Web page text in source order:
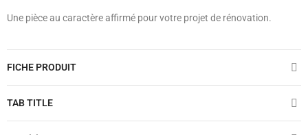
Une pièce au caractère affirmé pour votre projet de rénovation.
FICHE PRODUIT
TAB TITLE